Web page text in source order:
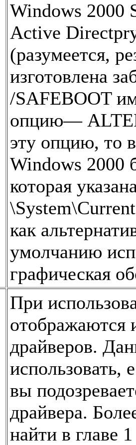
Windows 2000
Active
(разумеется,
изготовлена
/SAFEBOOT
опцию—
эту опцию, то
Windows 2000
которая
как
умолчанию
графическая
При
отображаются
драйверов.
использовать,
вы
драйвера.
найти в главе